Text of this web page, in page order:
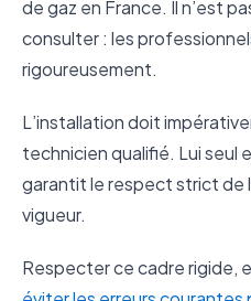
de gaz en France. Il n’est
consulter : les
rigoureusement.
L’installation doit
technicien qualifié. Lui seul
garantit le respect strict de
vigueur.
Respecter ce cadre rigide,